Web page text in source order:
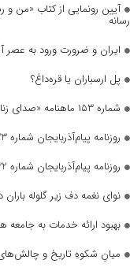
آیین رونمایی از کتاب «من و
رسانه
ایران و ضرورت ورود به عصر
پل ارسباران یا قره‌داغ؟
شماره ۱۵۳ ماهنامه «صدای زنان» منتشر شد
روزنامه پیام‌آذربایجان شماره 2833
روزنامه پیام‌آذربایجان شماره 2832
نوای نغمه دف زیر گلوله
بهبود ارائه خدمات به جامعه
میانِ شکوهِ تاریخ و